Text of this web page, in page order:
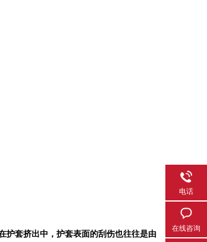
护套挤出中，护套表面的刮伤也往往是由
电话
在线咨询